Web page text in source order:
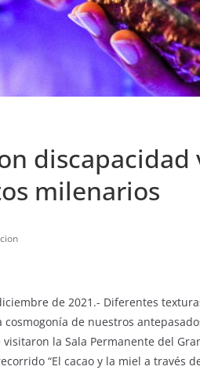
discapacidad
milenarios
de 2021.- Diferentes
cosmogonía de nuestros
la Sala Permanente del
“El cacao y la miel a través